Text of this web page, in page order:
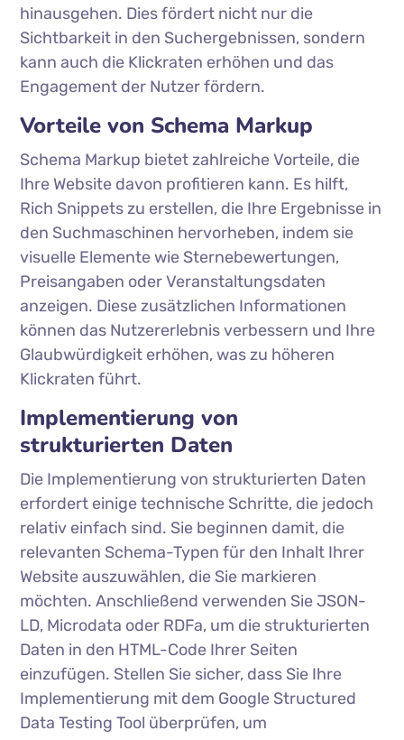
hinausgehen. Dies fördert nicht nur die
Sichtbarkeit in den Suchergebnissen, sondern
kann auch die Klickraten erhöhen und das
Engagement der Nutzer fördern.
Vorteile von Schema Markup
Schema Markup bietet zahlreiche Vorteile, die
Ihre Website davon profitieren kann. Es hilft,
Rich Snippets zu erstellen, die Ihre Ergebnisse in
den Suchmaschinen hervorheben, indem sie
visuelle Elemente wie Sternebewertungen,
Preisangaben oder Veranstaltungsdaten
anzeigen. Diese zusätzlichen Informationen
können das Nutzererlebnis verbessern und Ihre
Glaubwürdigkeit erhöhen, was zu höheren
Klickraten führt.
Implementierung von
strukturierten Daten
Die Implementierung von strukturierten Daten
erfordert einige technische Schritte, die jedoch
relativ einfach sind. Sie beginnen damit, die
relevanten Schema-Typen für den Inhalt Ihrer
Website auszuwählen, die Sie markieren
möchten. Anschließend verwenden Sie JSON-
LD, Microdata oder RDFa, um die strukturierten
Daten in den HTML-Code Ihrer Seiten
einzufügen. Stellen Sie sicher, dass Sie Ihre
Implementierung mit dem Google Structured
Data Testing Tool überprüfen, um